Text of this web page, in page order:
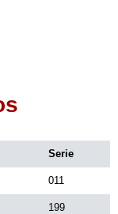
Serie
011
199